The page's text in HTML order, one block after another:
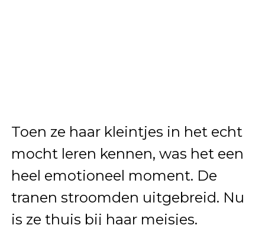
Toen ze haar kleintjes in het echt
mocht leren kennen, was het een
heel emotioneel moment. De
tranen stroomden uitgebreid. Nu
is ze thuis bij haar meisjes.